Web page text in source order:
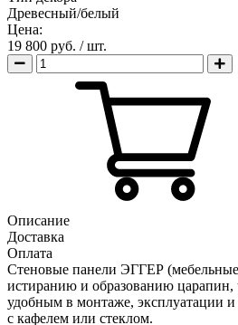
Древесный/белый
Цена:
19 800 руб. / шт.
Описание
Доставка
Оплата
Стеновые панели ЭГГЕР
истиранию и образованию царапин,
удобным в монтаже, эксплуатации
с кафелем или стеклом.